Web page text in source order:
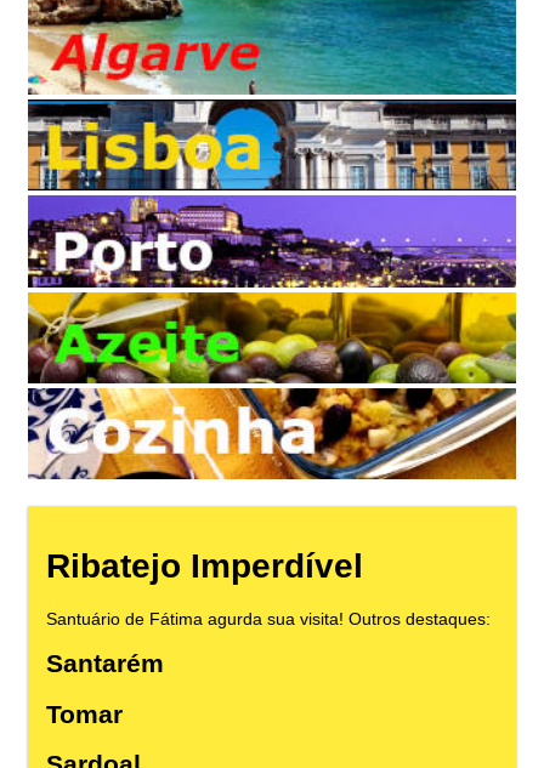
Ribatejo Imperdível
Santuário de Fátima agurda sua visita! Outros destaques:
Santarém
Tomar